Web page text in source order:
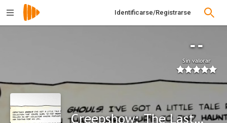
Identificarse/Registrarse
--
Sin valorar
Creepshow: The Last Tsuburaya